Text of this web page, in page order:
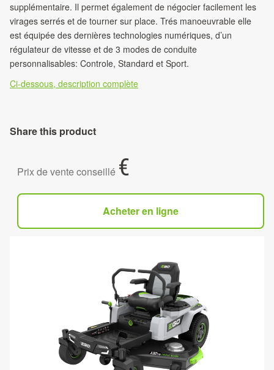
supplémentaire. Il permet également de négocier facilement les
virages serrés et de tourner sur place. Trés manoeuvrable elle
est équipée des dernières technologies numériques, d’un
régulateur de vitesse et de 3 modes de conduite
personnalisables: Controle, Standard et Sport.
Ci-dessous, description complète
Share this product
Prix de vente conseillé €
Acheter en ligne